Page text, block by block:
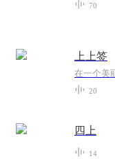
70
上上签
在一个美
20
四上
14